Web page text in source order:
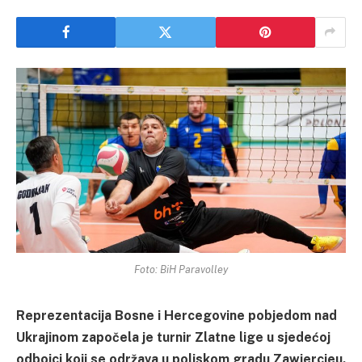
Foto: BiH Paravolley
Reprezentacija Bosne i Hercegovine pobjedom nad
Ukrajinom započela je turnir Zlatne lige u sjedećoj
odbojci koji se održava u poljskom gradu Zawiercieu.